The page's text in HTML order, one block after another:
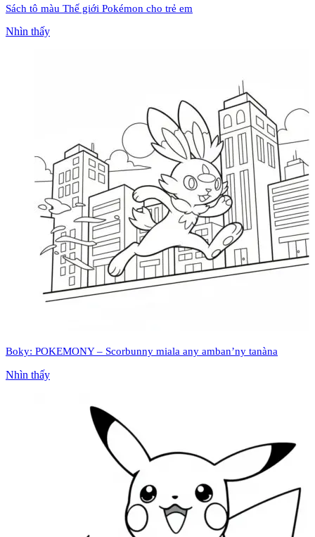
Sách tô màu Thế giới Pokémon cho trẻ em
Nhìn thấy
Boky: POKEMONY – Scorbunny miala any amban’ny tanàna
Nhìn thấy